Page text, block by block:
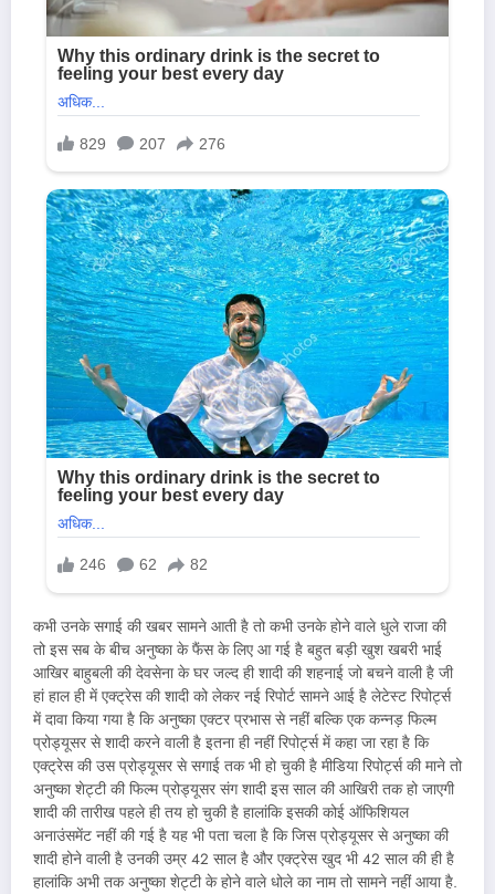
कभी उनके सगाई की खबर सामने आती है तो कभी उनके होने वाले धुले राजा की
तो इस सब के बीच अनुष्का के फैंस के लिए आ गई है बहुत बड़ी खुश खबरी भाई
आखिर बाहुबली की देवसेना के घर जल्द ही शादी की शहनाई जो बचने वाली है जी
हां हाल ही में एक्ट्रेस की शादी को लेकर नई रिपोर्ट सामने आई है लेटेस्ट रिपोर्ट्स
में दावा किया गया है कि अनुष्का एक्टर प्रभास से नहीं बल्कि एक कन्नड़ फिल्म
प्रोड्यूसर से शादी करने वाली है इतना ही नहीं रिपोर्ट्स में कहा जा रहा है कि
एक्ट्रेस की उस प्रोड्यूसर से सगाई तक भी हो चुकी है मीडिया रिपोर्ट्स की माने तो
अनुष्का शेट्टी की फिल्म प्रोड्यूसर संग शादी इस साल की आखिरी तक हो जाएगी
शादी की तारीख पहले ही तय हो चुकी है हालांकि इसकी कोई ऑफिशियल
अनाउंसमेंट नहीं की गई है यह भी पता चला है कि जिस प्रोड्यूसर से अनुष्का की
शादी होने वाली है उनकी उम्र 42 साल है और एक्ट्रेस खुद भी 42 साल की ही है
हालांकि अभी तक अनुष्का शेट्टी के होने वाले धोले का नाम तो सामने नहीं आया है.